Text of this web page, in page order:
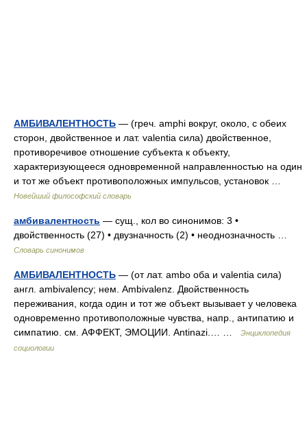
АМБИВАЛЕНТНОСТЬ — (греч. amphi вокруг, около, с обеих
сторон, двойственное и лат. valentia сила) двойственное,
противоречивое отношение субъекта к объекту,
характеризующееся одновременной направленностью на один
и тот же объект противоположных импульсов, установок …
Новейший философский словарь
амбивалентность — сущ., кол во синонимов: 3 •
двойственность (27) • двузначность (2) • неоднозначность …
Словарь синонимов
АМБИВАЛЕНТНОСТЬ — (от лат. ambo оба и valentia сила)
англ. ambivalency; нем. Ambivalenz. Двойственность
переживания, когда один и тот же объект вызывает у человека
одновременно противоположные чувства, напр., антипатию и
симпатию. см. АФФЕКТ, ЭМОЦИИ. Antinazi.… …
Энциклопедия
социологии